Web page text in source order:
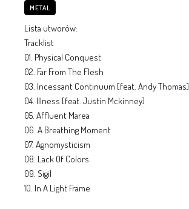
METAL
Lista utworów:
Tracklist
01. Physical Conquest
02. Far From The Flesh
03. Incessant Continuum [feat. Andy Thomas]
04. Illness [feat. Justin Mckinney]
05. Affluent Marea
06. A Breathing Moment
07. Agnomysticism
08. Lack Of Colors
09. Sigil
10. In A Light Frame